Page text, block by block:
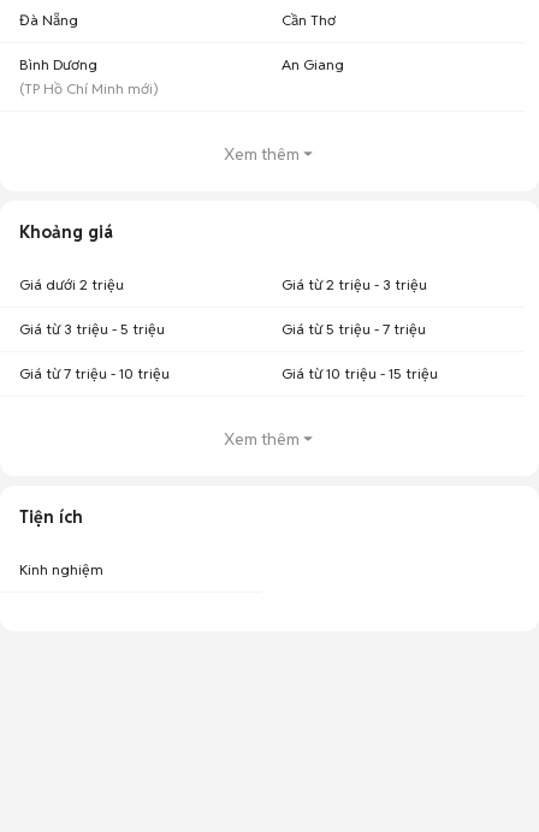
Đà Nẵng Cần Thơ
Bình Dương
(TP Hồ Chí Minh mới)
An Giang
Xem thêm
Khoảng giá
Giá dưới 2 triệu Giá từ 2 triệu - 3 triệu
Giá từ 3 triệu - 5 triệu Giá từ 5 triệu - 7 triệu
Giá từ 7 triệu - 10 triệu Giá từ 10 triệu - 15 triệu
Xem thêm
Tiện ích
Kinh nghiệm